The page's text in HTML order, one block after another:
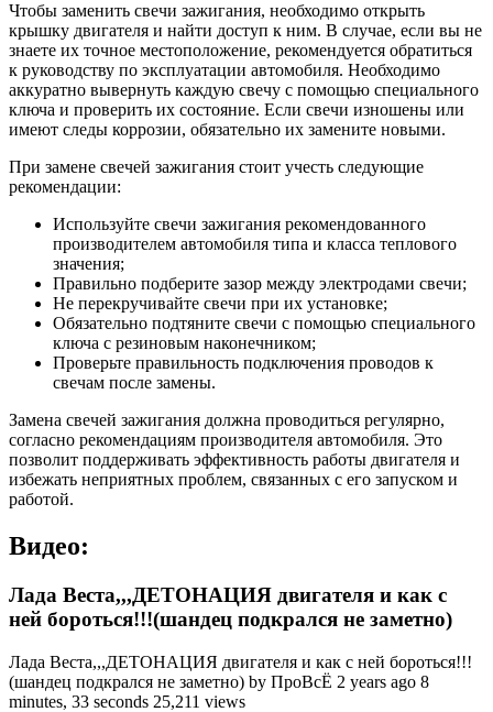
Чтобы заменить свечи зажигания, необходимо открыть
крышку двигателя и найти доступ к ним. В случае, если вы не
знаете их точное местоположение, рекомендуется обратиться
к руководству по эксплуатации автомобиля. Необходимо
аккуратно вывернуть каждую свечу с помощью специального
ключа и проверить их состояние. Если свечи изношены или
имеют следы коррозии, обязательно их замените новыми.
При замене свечей зажигания стоит учесть следующие
рекомендации:
Используйте свечи зажигания рекомендованного
производителем автомобиля типа и класса теплового
значения;
Правильно подберите зазор между электродами свечи;
Не перекручивайте свечи при их установке;
Обязательно подтяните свечи с помощью специального
ключа с резиновым наконечником;
Проверьте правильность подключения проводов к
свечам после замены.
Замена свечей зажигания должна проводиться регулярно,
согласно рекомендациям производителя автомобиля. Это
позволит поддерживать эффективность работы двигателя и
избежать неприятных проблем, связанных с его запуском и
работой.
Видео:
Лада Веста,,,ДЕТОНАЦИЯ двигателя и как с
ней бороться!!!(шандец подкрался не заметно)
Лада Веста,,,ДЕТОНАЦИЯ двигателя и как с ней бороться!!!
(шандец подкрался не заметно) by ПроВсЁ 2 years ago 8
minutes, 33 seconds 25,211 views